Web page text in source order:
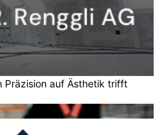
Präzision auf Ästhetik trifft